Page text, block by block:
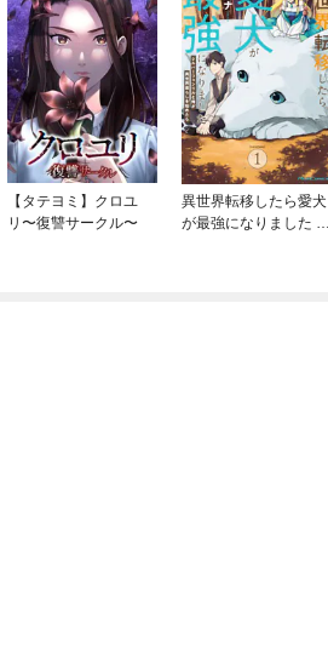
【タテヨミ】クロユ
リ〜復讐サークル〜
異世界転移したら愛犬
が最強になりました ～